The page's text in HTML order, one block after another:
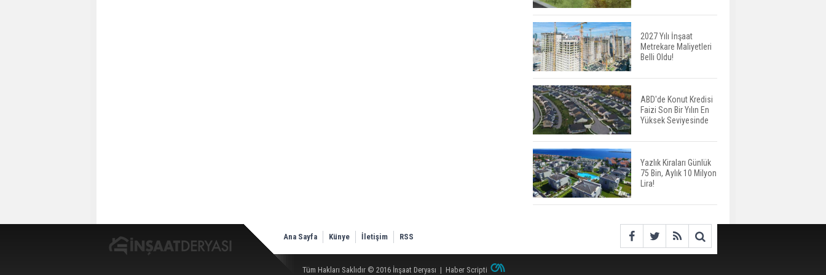
Harcamaları Geriledi
Tercih Döneminde
Barınma Telaşı Başladı
Aileden Miras Kalan Ev
Nasıl Satılır?
İstanbul'da 15 Bin Kiralık
Sosyal Konut Eylülde
Kiraya Verilecek
2027 Yılı İnşaat
Metrekare Maliyetleri
Belli Oldu!
ABD'de Konut Kredisi
Faizi Son Bir Yılın En
Yüksek Seviyesinde
Yazlık Kiraları Günlük
75 Bin, Aylık 10 Milyon
Lira!
Ana Sayfa Künye İletişim RSS
Tüm Hakları Saklıdır © 2016 İnşaat Deryası | Haber Scripti